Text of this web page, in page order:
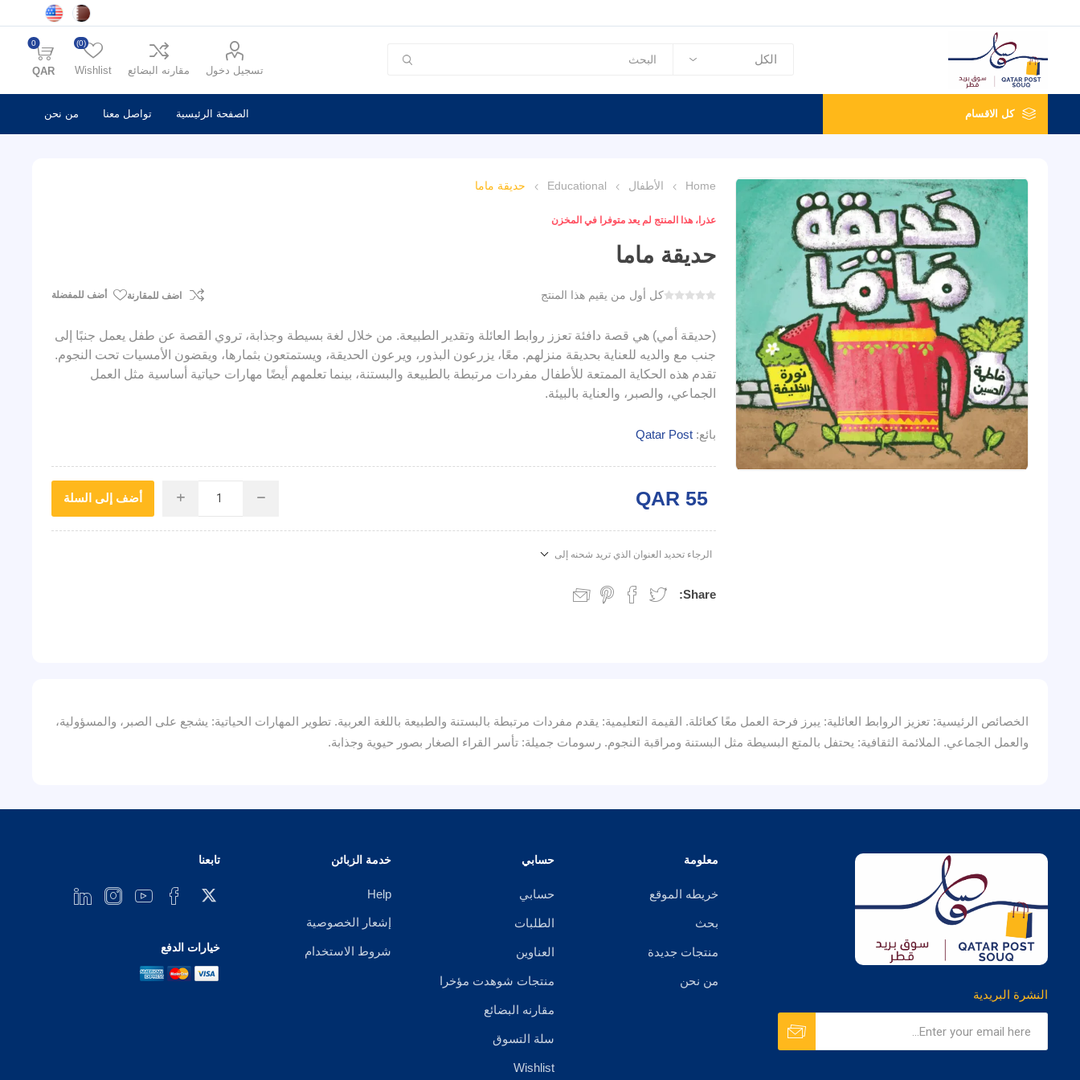
تسجيل دخول مقارنه البضائع Wishlist
(0)
0
QAR
كل الاقسام الصفحة الرئيسية تواصل معنا من نحن
Home الأطفال Educational حديقة ماما
عذرا، هذا المنتج لم يعد متوفرا في المخزن
حديقة ماما
كل أول من يقيم هذا المنتج اضف للمقارنة أضف للمفضلة
(حديقة أمي) هي قصة دافئة تعزز روابط العائلة وتقدير الطبيعة. من خلال لغة بسيطة وجذابة، تروي القصة عن طفل يعمل جنبًا إلى
جنب مع والديه للعناية بحديقة منزلهم. معًا، يزرعون البذور، ويرعون الحديقة، ويستمتعون بثمارها، ويقضون الأمسيات تحت النجوم.
تقدم هذه الحكاية الممتعة للأطفال مفردات مرتبطة بالطبيعة والبستنة، بينما تعلمهم أيضًا مهارات حياتية أساسية مثل العمل
الجماعي، والصبر، والعناية بالبيئة.
بائع: Qatar Post
QAR 55
i h أضف إلى السلة
الرجاء تحديد العنوان الذي تريد شحنه إلى
Share:
الخصائص الرئيسية: تعزيز الروابط العائلية: يبرز فرحة العمل معًا كعائلة. القيمة التعليمية: يقدم مفردات مرتبطة بالبستنة والطبيعة باللغة العربية. تطوير المهارات الحياتية: يشجع على الصبر، والمسؤولية،
والعمل الجماعي. الملائمة الثقافية: يحتفل بالمتع البسيطة مثل البستنة ومراقبة النجوم. رسومات جميلة: تأسر القراء الصغار بصور حيوية وجذابة.
النشرة البريدية
معلومة
خريطه الموقع
بحث
منتجات جديدة
من نحن
حسابي
حسابي
الطلبات
العناوين
منتجات شوهدت مؤخرا
مقارنه البضائع
سلة التسوق
Wishlist
خدمة الزبائن
Help
إشعار الخصوصية
شروط الاستخدام
تابعنا
خيارات الدفع